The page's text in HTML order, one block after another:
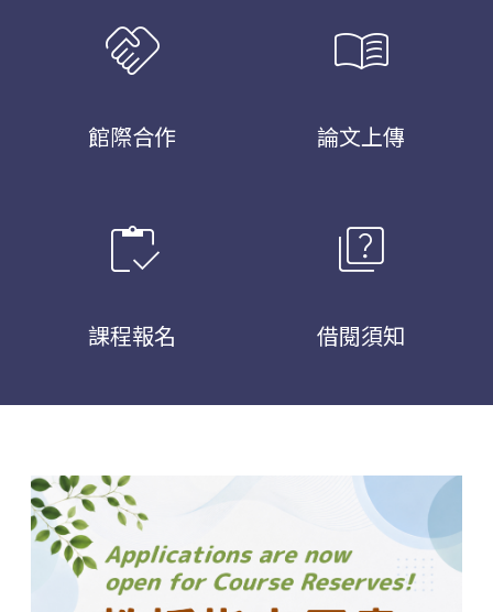
handshake
館際合作
menu_book
論文上傳
inventory
課程報名
quiz
借閱須知